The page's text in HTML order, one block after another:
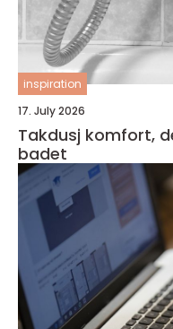
inspiration
17. July 2026
Takdusj komfort, design og funksjon på
badet